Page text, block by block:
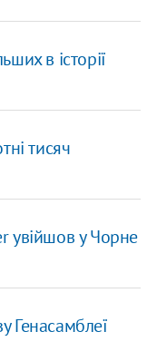
в історії
тисяч
увійшов у Чорне
Генасамблеї